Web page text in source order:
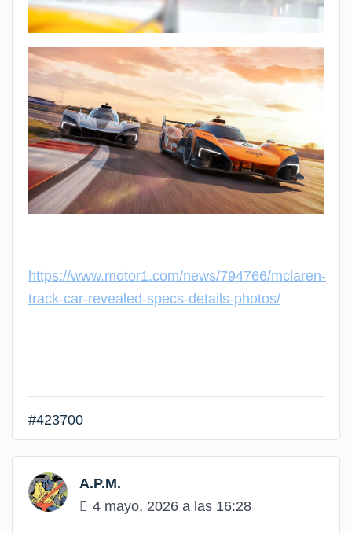
https://www.motor1.com/news/794766/mclaren-
track-car-revealed-specs-details-photos/
#423700
A.P.M.
4 mayo, 2026 a las 16:28